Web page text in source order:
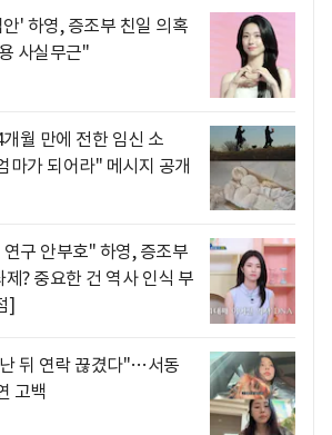
' 하영, 증조부 친일 의혹
사실무근"
월 만에 전한 임신 소
가 되어라" 메시지 공개
구 안부호" 하영, 증조부
제? 중요한 건 역사 인식 부
]
뒤 연락 끊겼다"…서동
고백